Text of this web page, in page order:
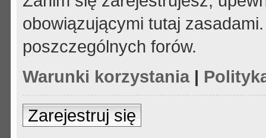
obowiązującymi tutaj
poszczególnych forów.
Warunki korzystania|
Zarejestruj się